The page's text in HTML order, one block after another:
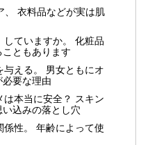
衣料品などが実は肌
ていますか。 化粧品
ともあります
える。 男女ともにオ
要な理由
は本当に安全？ スキン
込みの落とし穴
係性。 年齢によって使